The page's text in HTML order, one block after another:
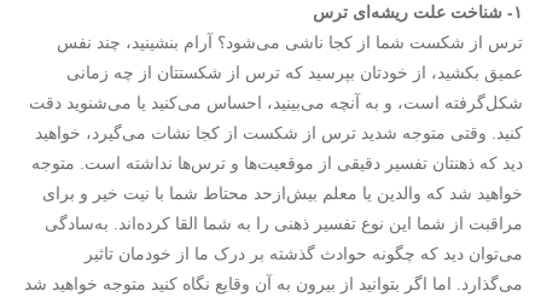
۱- شناخت علت ریشه‌ای ترس
ترس از شکست شما از کجا ناشی می‌شود؟ آرام بنشینید، چند نفس
عمیق بکشید، از خودتان بپرسید که ترس از شکستتان از چه زمانی
شکل‌گرفته است، و به آنچه می‌بینید، احساس می‌کنید یا می‌شنوید دقت
کنید. وقتی متوجه شدید ترس از شکست از کجا نشات می‌گیرد، خواهید
دید که ذهنتان تفسیر دقیقی از موقعیت‌ها و ترس‌ها نداشته است. متوجه
خواهید شد که والدین یا معلم بیش‌ازحد محتاط شما با نیت خیر و برای
مراقبت از شما این نوع تفسیر ذهنی را به شما القا کرده‌اند. به‌سادگی
می‌توان دید که چگونه حوادث گذشته بر درک ما از خودمان تاثیر
می‌گذارد. اما اگر بتوانید از بیرون به آن وقایع نگاه کنید متوجه خواهید شد